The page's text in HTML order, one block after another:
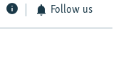
Follow us